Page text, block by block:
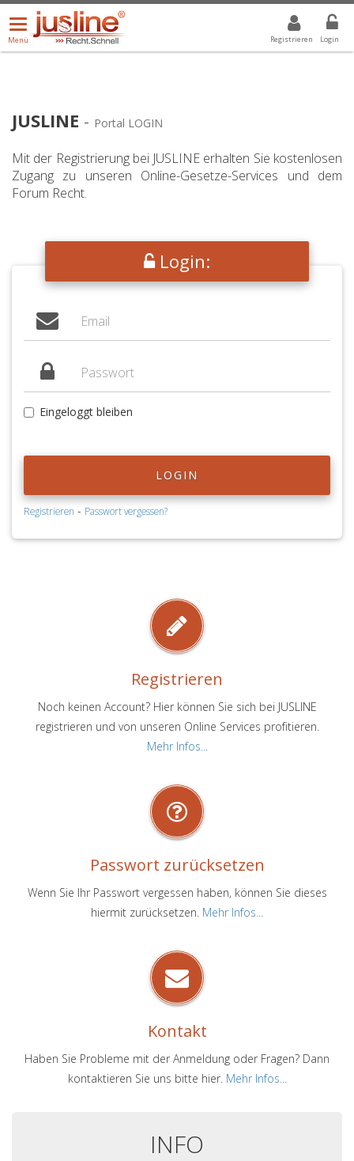
Registrieren Login
Menü
öffnen/schließen
Menü
ALLE DROPDOWN: GEWÄHLTER WERT IST ALLE
JUSLINE - Portal LOGIN
Mit der Registrierung bei JUSLINE erhalten Sie kostenlosen
Zugang zu unseren Online-Gesetze-Services und dem
Forum Recht.
Login:
Eingeloggt bleiben
LOGIN
Registrieren - Passwort vergessen?
Registrieren
Noch keinen Account? Hier können Sie sich bei JUSLINE
registrieren und von unseren Online Services profitieren.
Mehr Infos...
Passwort zurücksetzen
Wenn Sie Ihr Passwort vergessen haben, können Sie dieses
hiermit zurücksetzen. Mehr Infos...
Kontakt
Haben Sie Probleme mit der Anmeldung oder Fragen? Dann
kontaktieren Sie uns bitte hier. Mehr Infos...
INFO